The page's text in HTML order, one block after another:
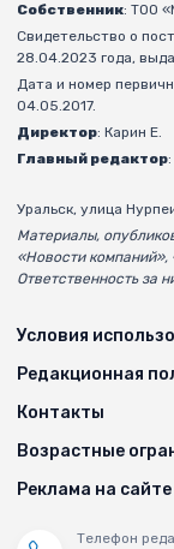
Собственник: ТОО
Свидетельство о
28.04.2023 года,
Дата и номер
04.05.2017.
Директор: Карин Е.
Главный редактор
Уральск, улица
Материалы,
«Новости компаний»,
Ответственность за
Условия
Редакционная
Контакты
Возрастные
Реклама на сайте
Телефон